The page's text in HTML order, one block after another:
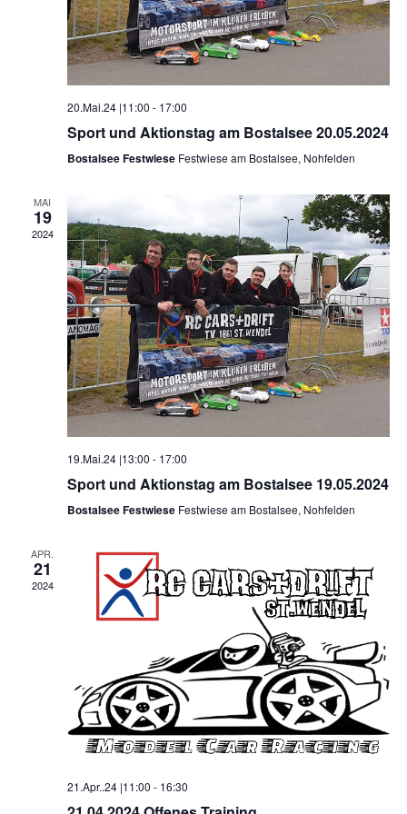
20.Mai.24 |11:00 - 17:00
Sport und Aktionstag am Bostalsee 20.05.2024
Bostalsee Festwiese Festwiese am Bostalsee, Nohfelden
MAI
19
2024
19.Mai.24 |13:00 - 17:00
Sport und Aktionstag am Bostalsee 19.05.2024
Bostalsee Festwiese Festwiese am Bostalsee, Nohfelden
APR.
21
2024
21.Apr..24 |11:00 - 16:30